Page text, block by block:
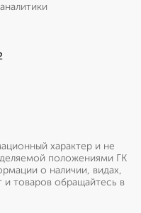
характер и не
положениями ГК
о наличии, видах,
и товаров обращайтесь в